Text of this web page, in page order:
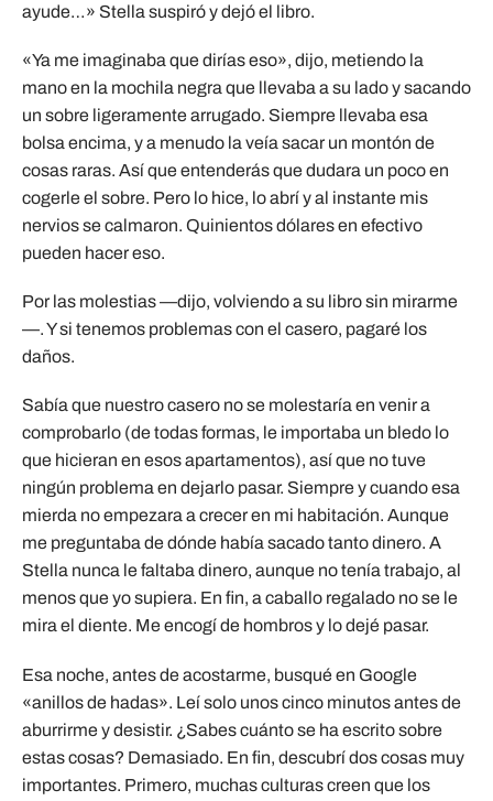
ayude…» Stella suspiró y dejó el libro.
«Ya me imaginaba que dirías eso», dijo, metiendo la
mano en la mochila negra que llevaba a su lado y sacando
un sobre ligeramente arrugado. Siempre llevaba esa
bolsa encima, y ​​a menudo la veía sacar un montón de
cosas raras. Así que entenderás que dudara un poco en
cogerle el sobre. Pero lo hice, lo abrí y al instante mis
nervios se calmaron. Quinientos dólares en efectivo
pueden hacer eso.
Por las molestias —dijo, volviendo a su libro sin mirarme
—. Y si tenemos problemas con el casero, pagaré los
daños.
Sabía que nuestro casero no se molestaría en venir a
comprobarlo (de todas formas, le importaba un bledo lo
que hicieran en esos apartamentos), así que no tuve
ningún problema en dejarlo pasar. Siempre y cuando esa
mierda no empezara a crecer en mi habitación. Aunque
me preguntaba de dónde había sacado tanto dinero. A
Stella nunca le faltaba dinero, aunque no tenía trabajo, al
menos que yo supiera. En fin, a caballo regalado no se le
mira el diente. Me encogí de hombros y lo dejé pasar.
Esa noche, antes de acostarme, busqué en Google
«anillos de hadas». Leí solo unos cinco minutos antes de
aburrirme y desistir. ¿Sabes cuánto se ha escrito sobre
estas cosas? Demasiado. En fin, descubrí dos cosas muy
importantes. Primero, muchas culturas creen que los